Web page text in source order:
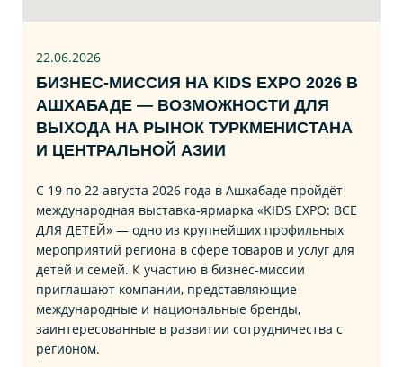
22.06.2026
БИЗНЕС‑МИССИЯ НА KIDS EXPO 2026 В
АШХАБАДЕ — ВОЗМОЖНОСТИ ДЛЯ
ВЫХОДА НА РЫНОК ТУРКМЕНИСТАНА
И ЦЕНТРАЛЬНОЙ АЗИИ
С 19 по 22 августа 2026 года в Ашхабаде пройдёт
международная выставка‑ярмарка «KIDS EXPO: ВСЕ
ДЛЯ ДЕТЕЙ» — одно из крупнейших профильных
мероприятий региона в сфере товаров и услуг для
детей и семей. К участию в бизнес‑миссии
приглашают компании, представляющие
международные и национальные бренды,
заинтересованные в развитии сотрудничества с
регионом.